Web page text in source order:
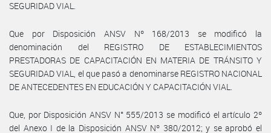
SEGURIDAD VIAL.
Que por Disposición ANSV Nº 168/2013 se modificó la
denominación del REGISTRO DE ESTABLECIMIENTOS
PRESTADORAS DE CAPACITACIÓN EN MATERIA DE TRÁNSITO Y
SEGURIDAD VIAL, el que pasó a denominarse REGISTRO NACIONAL
DE ANTECEDENTES EN EDUCACIÓN Y CAPACITACIÓN VIAL.
Que, por Disposición ANSV N° 555/2013 se modificó el artículo 2º
del Anexo I de la Disposición ANSV Nº 380/2012; y se aprobó el